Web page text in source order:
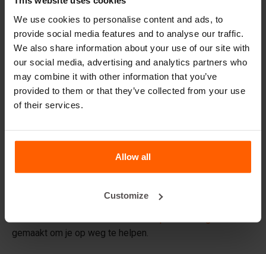
We use cookies to personalise content and ads, to
provide social media features and to analyse our traffic.
We also share information about your use of our site with
our social media, advertising and analytics partners who
may combine it with other information that you’ve
provided to them or that they’ve collected from your use
of their services.
Allow all
Customize
storten. Deze methode is ideaal wanneer blokken
herhaaldelijk worden gehesen en een betrouwbare,
geïntegreerde oplossing vereist is. Dit omvat doorgaans:
Een magneetdie in de mal wordt geplaatst
Eenrubber positioneerring om het anker op zijn plek te
houden
blok kan vervolgens worden gehesen met een haak en
ketting die aan de ankers worden bevestigd.
Wil je meer weten over het plaatsen van ankers in je
gemaakt om je op weg te helpen.